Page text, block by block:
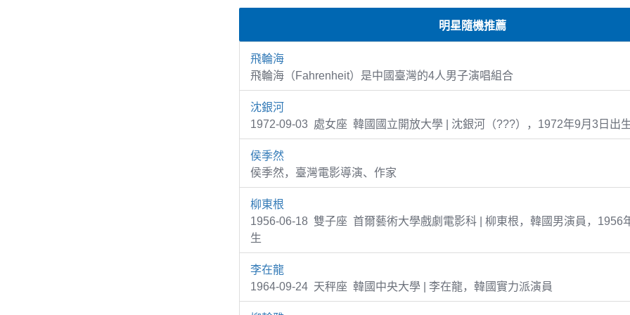
明星隨機推薦
飛輪海
飛輪海（Fahrenheit）是中國臺灣的4人男子演唱組合
沈銀河
1972-09-03 處女座 韓國國立開放大學 | 沈銀河（???），1972年9月3日出
侯季然
侯季然，臺灣電影導演、作家
柳東根
1956-06-18 雙子座 首爾藝術大學戲劇電影科 | 柳東根，韓國男演員，1956
生
李在龍
1964-09-24 天秤座 韓國中央大學 | 李在龍，韓國實力派演員